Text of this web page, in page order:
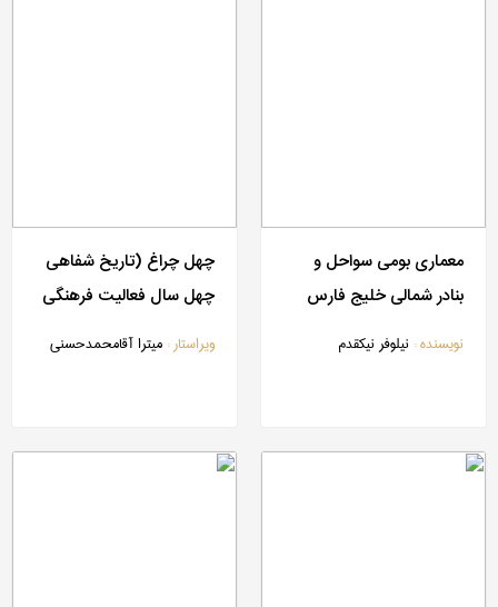
معماری بومی سواحل و
بنادر شمالی خلیج فارس
نویسنده : نیلوفر نیک‎قدم
چهل چراغ (تاریخ شفاهی
چهل سال فعالیت فرهنگی
و علمی مرکز دائرة المعارف
ویراستار : میترا آقامحمدحسنی